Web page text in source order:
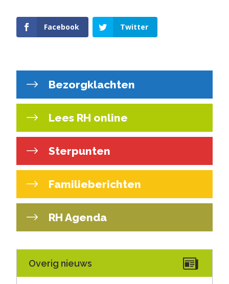
Facebook Twitter
Bezorgklachten
Lees RH online
Sterpunten
Familieberichten
RH Agenda
Overig nieuws